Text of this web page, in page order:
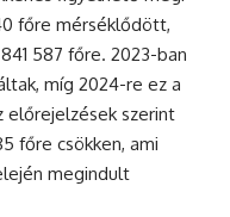
főre mérséklődött,
587 főre. 2023-ban
míg 2024-re ez a
előrejelzések szerint
főre csökken, ami
megindult